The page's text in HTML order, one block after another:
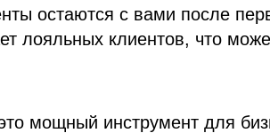
остаются с вами после
лояльных клиентов, что
мощный инструмент для